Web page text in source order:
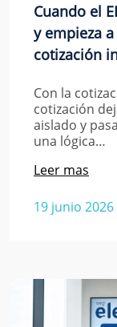
Cuando el
y empieza
cotización
Con la
cotización
aislado y
una lógica…
19 junio 2026
Leer mas